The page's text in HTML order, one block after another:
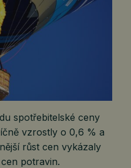
spotřebitelské ceny
vzrostly o 0,6 % a
růst cen vykázaly
potravin.